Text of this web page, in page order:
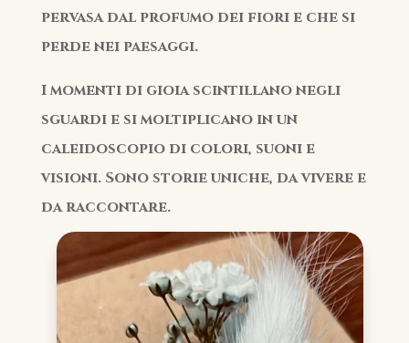
pervasa dal profumo dei fiori e che si
perde nei paesaggi.
I momenti di gioia scintillano negli
sguardi e si moltiplicano in un
caleidoscopio di colori, suoni e
visioni. Sono storie uniche, da vivere e
da raccontare.